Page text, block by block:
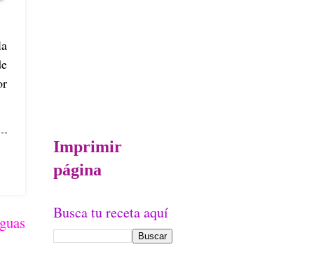
Imprimir
página
Busca tu receta aquí